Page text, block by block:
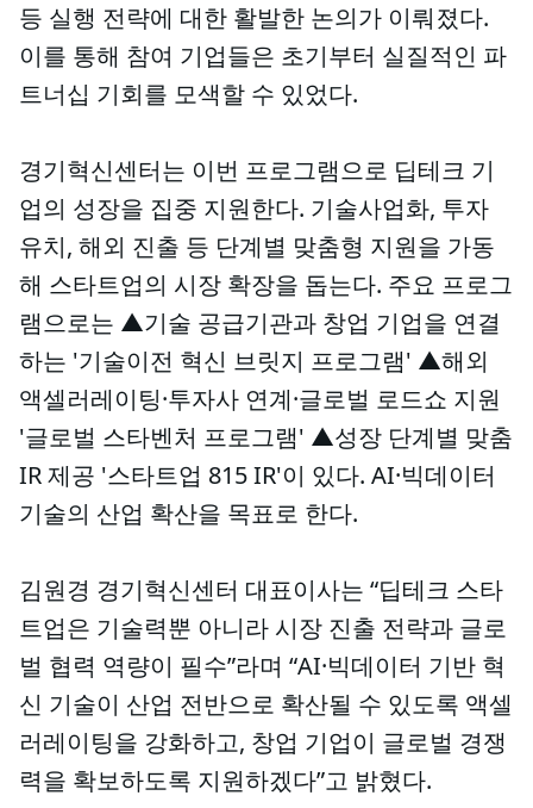
등 실행 전략에 대한 활발한 논의가 이뤄졌다.
이를 통해 참여 기업들은 초기부터 실질적인 파
트너십 기회를 모색할 수 있었다.
경기혁신센터는 이번 프로그램으로 딥테크 기
업의 성장을 집중 지원한다. 기술사업화, 투자
유치, 해외 진출 등 단계별 맞춤형 지원을 가동
해 스타트업의 시장 확장을 돕는다. 주요 프로그
램으로는 ▲기술 공급기관과 창업 기업을 연결
하는 '기술이전 혁신 브릿지 프로그램' ▲해외
액셀러레이팅·투자사 연계·글로벌 로드쇼 지원
'글로벌 스타벤처 프로그램' ▲성장 단계별 맞춤
IR 제공 '스타트업 815 IR'이 있다. AI·빅데이터
기술의 산업 확산을 목표로 한다.
김원경 경기혁신센터 대표이사는 “딥테크 스타
트업은 기술력뿐 아니라 시장 진출 전략과 글로
벌 협력 역량이 필수”라며 “AI·빅데이터 기반 혁
신 기술이 산업 전반으로 확산될 수 있도록 액셀
러레이팅을 강화하고, 창업 기업이 글로벌 경쟁
력을 확보하도록 지원하겠다”고 밝혔다.